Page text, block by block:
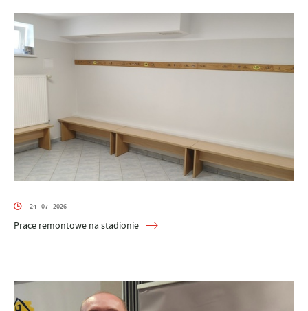
24 - 07 - 2026
Prace remontowe na stadionie